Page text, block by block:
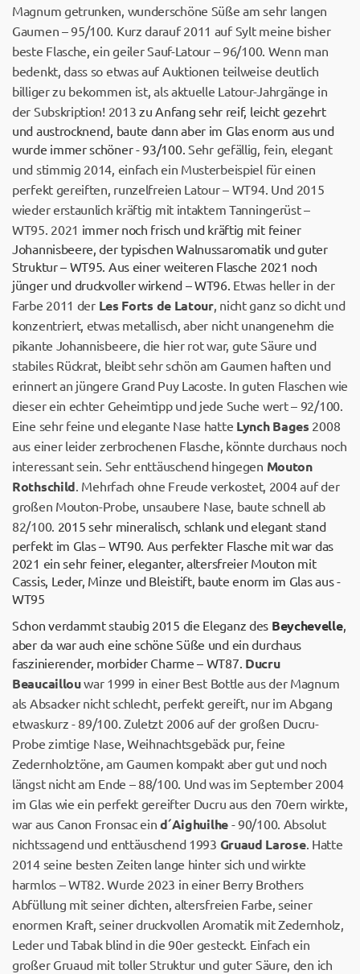
Magnum getrunken, wunderschöne Süße am sehr langen
Gaumen – 95/100. Kurz darauf 2011 auf Sylt meine bisher
beste Flasche, ein geiler Sauf-Latour – 96/100. Wenn man
bedenkt, dass so etwas auf Auktionen teilweise deutlich
billiger zu bekommen ist, als aktuelle Latour-Jahrgänge in
der Subskription! 2013zu Anfang sehr reif, leicht gezehrt
und austrocknend, baute dann aber im Glas enorm aus und
wurde immer schöner - 93/100. Sehr gefällig, fein, elegant
und stimmig 2014, einfach ein Musterbeispiel für einen
perfekt gereiften, runzelfreien Latour – WT94. Und 2015
wieder erstaunlich kräftig mit intaktem Tanningerüst –
WT95. 2021 immer noch frisch und kräftig mit feiner
Johannisbeere, der typischen Walnussaromatik und guter
Struktur – WT95. Aus einer weiteren Flasche 2021 noch
jünger und druckvoller wirkend – WT96. Etwas heller in der
Farbe 2011 der Les Forts de Latour, nicht ganz so dicht und
konzentriert, etwas metallisch, aber nicht unangenehm die
pikante Johannisbeere, die hier rot war, gute Säure und
stabiles Rückrat, bleibt sehr schön am Gaumen haften und
erinnert an jüngere Grand Puy Lacoste. In guten Flaschen wie
dieser ein echter Geheimtipp und jede Suche wert – 92/100.
Eine sehr feine und elegante Nase hatte Lynch Bages 2008
aus einer leider zerbrochenen Flasche, könnte durchaus noch
interessant sein. Sehr enttäuschend hingegen Mouton
Rothschild. Mehrfach ohne Freude verkostet, 2004 auf der
großen Mouton-Probe, unsaubere Nase, baute schnell ab
82/100. 2015 sehr mineralisch, schlank und elegant stand
perfekt im Glas – WT90. Aus perfekter Flasche mit war das
2021 ein sehr feiner, eleganter, altersfreier Mouton mit
Cassis, Leder, Minze und Bleistift, baute enorm im Glas aus -
WT95
Schon verdammt staubig 2015 die Eleganz des Beychevelle,
aber da war auch eine schöne Süße und ein durchaus
faszinierender, morbider Charme – WT87. Ducru
Beaucaillouwar 1999 in einer Best Bottle aus der Magnum
als Absacker nicht schlecht, perfekt gereift, nur im Abgang
etwaskurz - 89/100. Zuletzt 2006 auf der großen Ducru-
Probe zimtige Nase, Weihnachtsgebäck pur, feine
Zedernholztöne, am Gaumen kompakt aber gut und noch
längst nicht am Ende – 88/100. Und was im September 2004
im Glas wie ein perfekt gereifter Ducru aus den 70ern wirkte,
war aus Canon Fronsac eind´Aighuilhe- 90/100. Absolut
nichtssagend und enttäuschend 1993 Gruaud Larose. Hatte
2014 seine besten Zeiten lange hinter sich und wirkte
harmlos – WT82. Wurde 2023 in einer Berry Brothers
Abfüllung mit seiner dichten, altersfreien Farbe, seiner
enormen Kraft, seiner druckvollen Aromatik mit Zedernholz,
Leder und Tabak blind in die 90er gesteckt. Einfach ein
großer Gruaud mit toller Struktur und guter Säure, den ich